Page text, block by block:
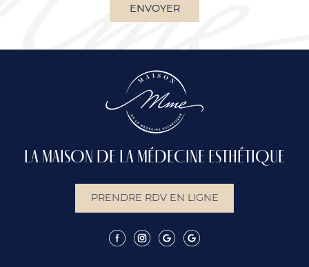
LA MAISON DE LA MÉDECINE ESTHÉTIQUE
PRENDRE RDV EN LIGNE